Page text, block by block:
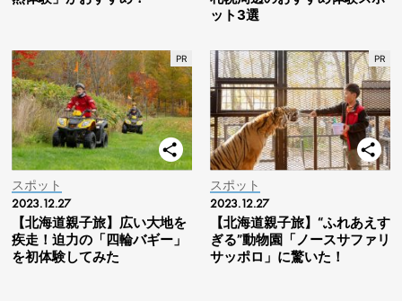
ット3選
スポット
2023.12.27
【北海道親子旅】広い大地を
疾走！迫力の「四輪バギー」
を初体験してみた
スポット
2023.12.27
【北海道親子旅】“ふれあえす
ぎる”動物園「ノースサファリ
サッポロ」に驚いた！